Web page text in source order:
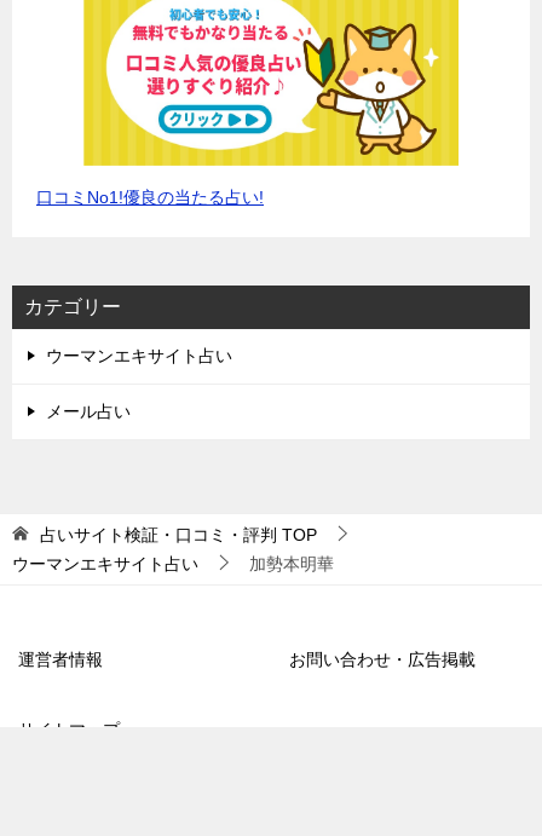
口コミNo1!優良の当たる占い!
カテゴリー
ウーマンエキサイト占い
メール占い
占いサイト検証・口コミ・評判 TOP
ウーマンエキサイト占い
加勢本明華
運営者情報 お問い合わせ・広告掲載
サイトマップ